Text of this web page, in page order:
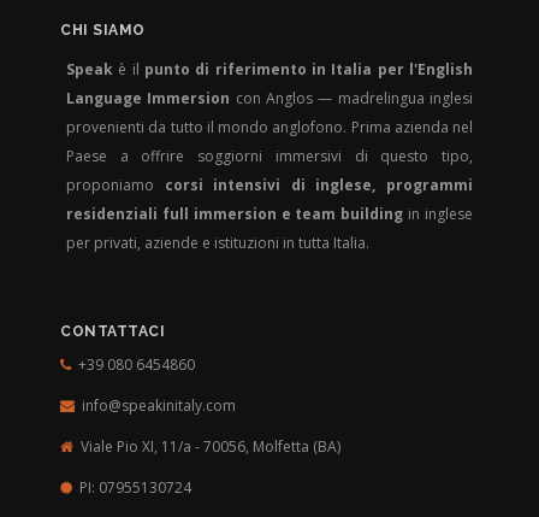
CHI SIAMO
Speak è il punto di riferimento in Italia per l'English
Language Immersion con Anglos — madrelingua inglesi
provenienti da tutto il mondo anglofono. Prima azienda nel
Paese a offrire soggiorni immersivi di questo tipo,
proponiamo corsi intensivi di inglese, programmi
residenziali full immersion e team building in inglese
per privati, aziende e istituzioni in tutta Italia.
CONTATTACI
+39 080 6454860
info@speakinitaly.com
Viale Pio XI, 11/a - 70056, Molfetta (BA)
PI: 07955130724